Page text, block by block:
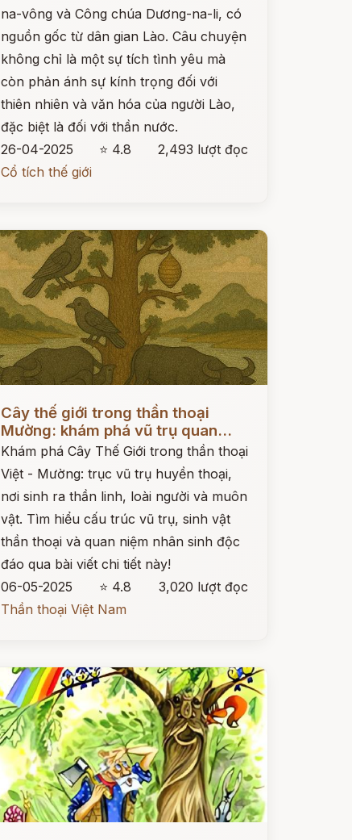
na-vông và Công chúa Dương-na-li, có
nguồn gốc từ dân gian Lào. Câu chuyện
không chỉ là một sự tích tình yêu mà
còn phản ánh sự kính trọng đối với
thiên nhiên và văn hóa của người Lào,
đặc biệt là đối với thần nước.
26-04-2025
⭐ 4.8
2,493 lượt đọc
Cổ tích thế giới
Cây thế giới trong thần thoại
Mường: khám phá vũ trụ quan...
Khám phá Cây Thế Giới trong thần thoại
Việt - Mường: trục vũ trụ huyền thoại,
nơi sinh ra thần linh, loài người và muôn
vật. Tìm hiểu cấu trúc vũ trụ, sinh vật
thần thoại và quan niệm nhân sinh độc
đáo qua bài viết chi tiết này!
06-05-2025
⭐ 4.8
3,020 lượt đọc
Thần thoại Việt Nam